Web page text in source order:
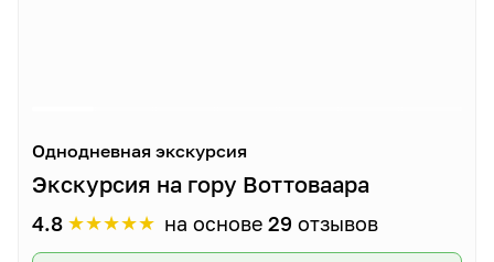
Однодневная экскурсия
Экскурсия на гору Воттоваара
4.8 ★★★★★ на основе 29 отзывов